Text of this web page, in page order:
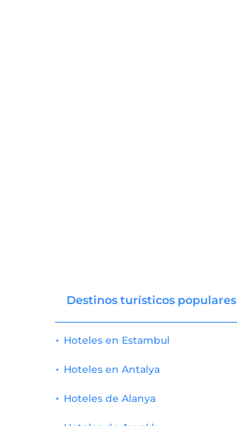
Destinos turísticos populares
Hoteles en Estambul
Hoteles en Antalya
Hoteles de Alanya